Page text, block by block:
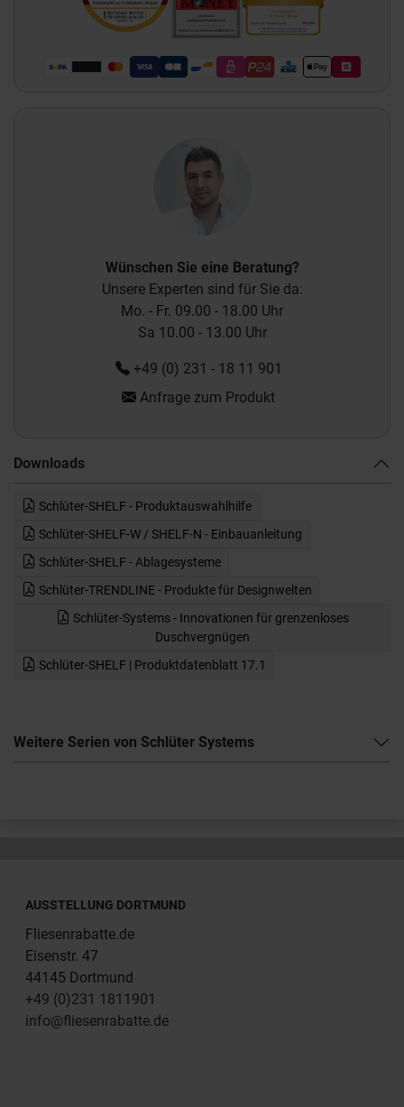
Wünschen Sie eine Beratung?
Unsere Experten sind für Sie da:
Mo. - Fr. 09.00 - 18.00 Uhr
Sa 10.00 - 13.00 Uhr
+49 (0) 231 - 18 11 901
Anfrage zum Produkt
Downloads
Schlüter-SHELF - Produktauswahlhilfe
Schlüter-SHELF-W / SHELF-N - Einbauanleitung
Schlüter-SHELF - Ablagesysteme
Schlüter-TRENDLINE - Produkte für Designwelten
Schlüter-Systems - Innovationen für grenzenloses
Duschvergnügen
Schlüter-SHELF | Produktdatenblatt 17.1
Weitere Serien von Schlüter Systems
AUSSTELLUNG DORTMUND
Fliesenrabatte.de
Eisenstr. 47
44145 Dortmund
+49 (0)231 1811901
info@fliesenrabatte.de